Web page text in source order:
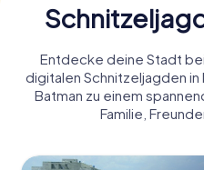
Entdecke deine Stadt
digitalen Schnitzeljagden in
Batman zu einem
Familie,